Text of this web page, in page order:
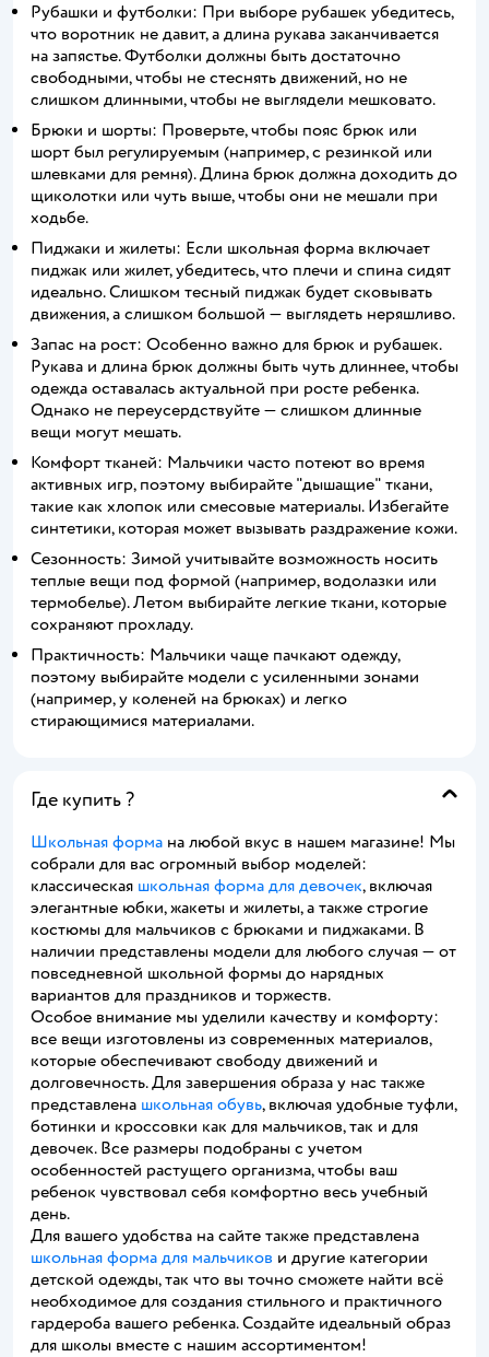
Рубашки и футболки: При выборе рубашек убедитесь,
что воротник не давит, а длина рукава заканчивается
на запястье. Футболки должны быть достаточно
свободными, чтобы не стеснять движений, но не
слишком длинными, чтобы не выглядели мешковато.
Брюки и шорты: Проверьте, чтобы пояс брюк или
шорт был регулируемым (например, с резинкой или
шлевками для ремня). Длина брюк должна доходить до
щиколотки или чуть выше, чтобы они не мешали при
ходьбе.
Пиджаки и жилеты: Если школьная форма включает
пиджак или жилет, убедитесь, что плечи и спина сидят
идеально. Слишком тесный пиджак будет сковывать
движения, а слишком большой — выглядеть неряшливо.
Запас на рост: Особенно важно для брюк и рубашек.
Рукава и длина брюк должны быть чуть длиннее, чтобы
одежда оставалась актуальной при росте ребенка.
Однако не переусердствуйте — слишком длинные
вещи могут мешать.
Комфорт тканей: Мальчики часто потеют во время
активных игр, поэтому выбирайте "дышащие" ткани,
такие как хлопок или смесовые материалы. Избегайте
синтетики, которая может вызывать раздражение кожи.
Сезонность: Зимой учитывайте возможность носить
теплые вещи под формой (например, водолазки или
термобелье). Летом выбирайте легкие ткани, которые
сохраняют прохладу.
Практичность: Мальчики чаще пачкают одежду,
поэтому выбирайте модели с усиленными зонами
(например, у коленей на брюках) и легко
стирающимися материалами.
Где купить ?
Школьная форма на любой вкус в нашем магазине! Мы
собрали для вас огромный выбор моделей:
классическая школьная форма для девочек, включая
элегантные юбки, жакеты и жилеты, а также строгие
костюмы для мальчиков с брюками и пиджаками. В
наличии представлены модели для любого случая — от
повседневной школьной формы до нарядных
вариантов для праздников и торжеств.
Особое внимание мы уделили качеству и комфорту:
все вещи изготовлены из современных материалов,
которые обеспечивают свободу движений и
долговечность. Для завершения образа у нас также
представлена школьная обувь, включая удобные туфли,
ботинки и кроссовки как для мальчиков, так и для
девочек. Все размеры подобраны с учетом
особенностей растущего организма, чтобы ваш
ребенок чувствовал себя комфортно весь учебный
день.
Для вашего удобства на сайте также представлена
школьная форма для мальчиков и другие категории
детской одежды, так что вы точно сможете найти всё
необходимое для создания стильного и практичного
гардероба вашего ребенка. Создайте идеальный образ
для школы вместе с нашим ассортиментом!